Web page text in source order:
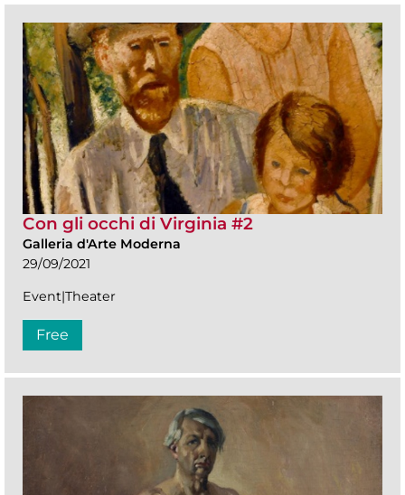
Con gli occhi di Virginia #2
Galleria d'Arte Moderna
29/09/2021
Event|Theater
Free